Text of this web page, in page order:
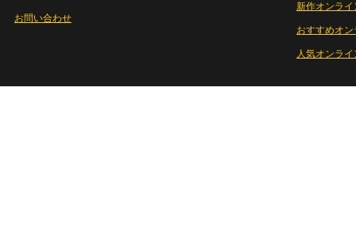
お問い合わせ
新作オンライ
おすすめオ
人気オンラ